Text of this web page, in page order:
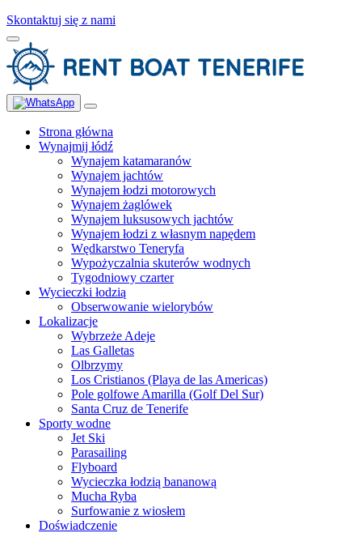
Skontaktuj się z nami
Strona główna
Wynajmij łódź
Wynajem katamaranów
Wynajem jachtów
Wynajem łodzi motorowych
Wynajem żaglówek
Wynajem luksusowych jachtów
Wynajem łodzi z własnym napędem
Wędkarstwo Teneryfa
Wypożyczalnia skuterów wodnych
Tygodniowy czarter
Wycieczki łodzią
Obserwowanie wielorybów
Lokalizacje
Wybrzeże Adeje
Las Galletas
Olbrzymy
Los Cristianos (Playa de las Americas)
Pole golfowe Amarilla (Golf Del Sur)
Santa Cruz de Tenerife
Sporty wodne
Jet Ski
Parasailing
Flyboard
Wycieczka łodzią bananową
Mucha Ryba
Surfowanie z wiosłem
Doświadczenie